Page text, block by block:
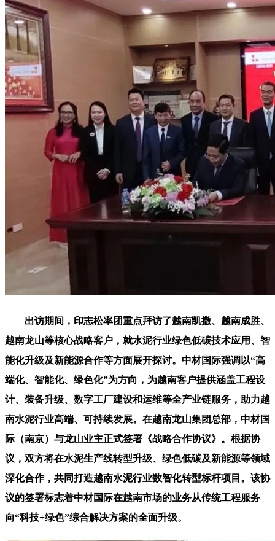
出访期间，印志松率团重点拜访了越南凯撒、越南成胜、
越南龙山等核心战略客户，就水泥行业绿色低碳技术应用、智
能化升级及新能源合作等方面展开探讨。中材国际强调以“高
端化、智能化、绿色化”为方向，为越南客户提供涵盖工程设
计、装备升级、数字工厂建设和运维等全产业链服务，助力越
南水泥行业高端、可持续发展。在越南龙山集团总部，中材国
际（南京）与龙山业主正式签署《战略合作协议》。根据协
议，双方将在水泥生产线转型升级、绿色低碳及新能源等领域
深化合作，共同打造越南水泥行业数智化转型标杆项目。该协
议的签署标志着中材国际在越南市场的业务从传统工程服务
向“科技+绿色”综合解决方案的全面升级。